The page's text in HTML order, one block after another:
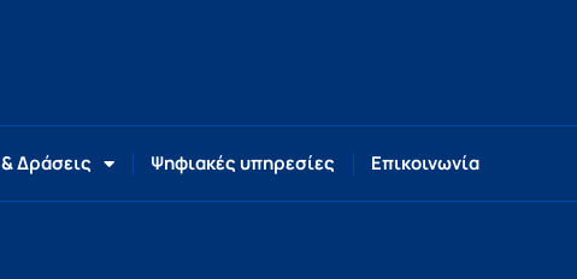
Δράσεις Ψηφιακές υπηρεσίες Επικοινωνία